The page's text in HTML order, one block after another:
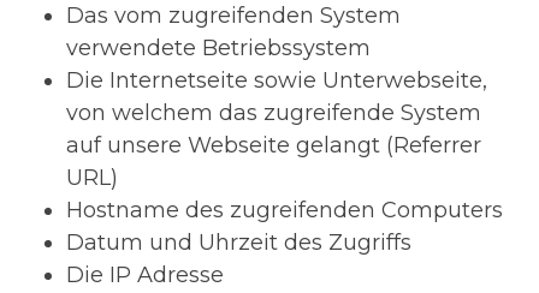
Das vom zugreifenden System
verwendete Betriebssystem
Die Internetseite sowie Unterwebseite,
von welchem das zugreifende System
auf unsere Webseite gelangt (Referrer
URL)
Hostname des zugreifenden Computers
Datum und Uhrzeit des Zugriffs
Die IP Adresse